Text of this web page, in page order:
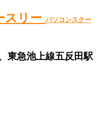
スリー パソコンスクー
東急池上線五反田駅